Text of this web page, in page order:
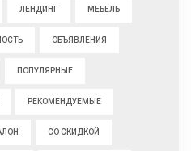
ЛЕНДИНГ МЕБЕЛЬ
ОБЪЯВЛЕНИЯ
ПОПУЛЯРНЫЕ
РЕКОМЕНДУЕМЫЕ
СО СКИДКОЙ